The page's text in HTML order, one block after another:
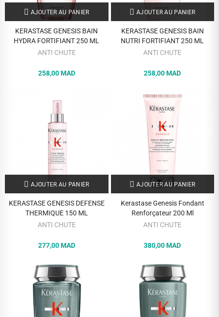
AJOUTER AU PANIER
KERASTASE GENESIS BAIN
HYDRA FORTIFIANT 250 ML
ANTI CHUTE
258,00 MAD
AJOUTER AU PANIER
KERASTASE GENESIS BAIN
NUTRI FORTIFIANT 250 ML
ANTI CHUTE
258,00 MAD
AJOUTER AU PANIER
KERASTASE GENESIS DEFENSE
THERMIQUE 150 ML
ANTI CHUTE
277,00 MAD
AJOUTER AU PANIER
Kerastase Genesis Fondant
Renforçateur 200 Ml
ANTI CHUTE
380,00 MAD